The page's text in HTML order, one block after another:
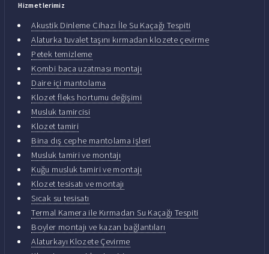
Hizmetlerimiz
Akustik Dinleme Cihazı İle Su Kaçağı Tespiti
Alaturka tuvalet taşını kırmadan klozete çevirme
Petek temizleme
Kombi baca uzatması montajı
Daire içi mantolama
Klozet fleks hortumu değişimi
Musluk tamircisi
Klozet tamiri
Bina dış cephe mantolama işleri
Musluk tamiri ve montajı
Kuğu musluk tamiri ve montajı
Klozet tesisatı ve montajı
Sıcak su tesisatı
Termal Kamera ile Kırmadan Su Kaçağı Tespiti
Boyler montajı ve kazan bağlantıları
Alaturkayı Klozete Çevirme